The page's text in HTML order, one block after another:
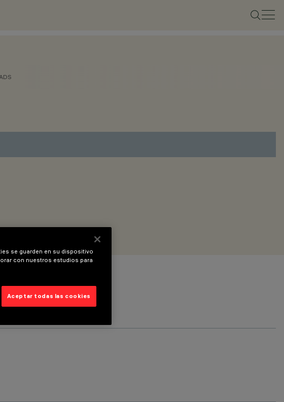
se guarden en su dispositivo
con nuestros estudios para
Aceptar todas las cookies